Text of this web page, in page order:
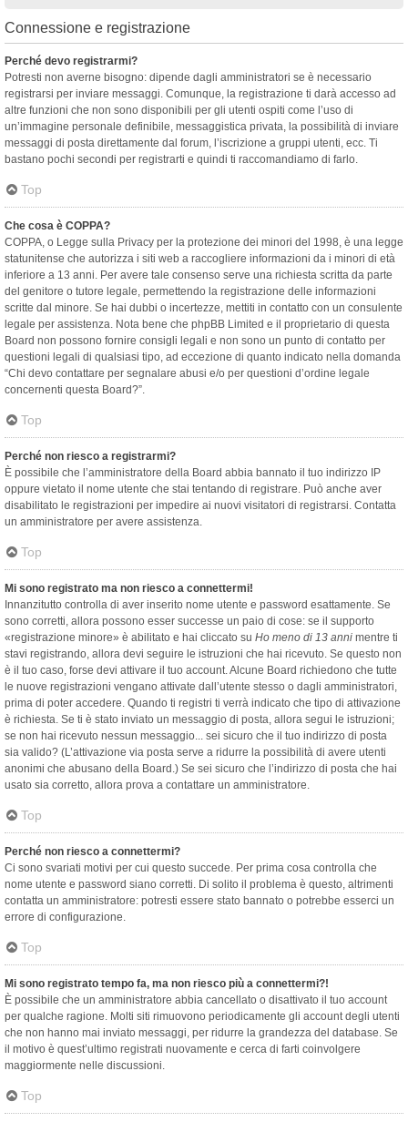
Connessione e registrazione
Perché devo registrarmi?
Potresti non averne bisogno: dipende dagli amministratori se è necessario
registrarsi per inviare messaggi. Comunque, la registrazione ti darà accesso ad
altre funzioni che non sono disponibili per gli utenti ospiti come l’uso di
un’immagine personale definibile, messaggistica privata, la possibilità di inviare
messaggi di posta direttamente dal forum, l’iscrizione a gruppi utenti, ecc. Ti
bastano pochi secondi per registrarti e quindi ti raccomandiamo di farlo.
Top
Che cosa è COPPA?
COPPA, o Legge sulla Privacy per la protezione dei minori del 1998, è una legge
statunitense che autorizza i siti web a raccogliere informazioni da i minori di età
inferiore a 13 anni. Per avere tale consenso serve una richiesta scritta da parte
del genitore o tutore legale, permettendo la registrazione delle informazioni
scritte dal minore. Se hai dubbi o incertezze, mettiti in contatto con un consulente
legale per assistenza. Nota bene che phpBB Limited e il proprietario di questa
Board non possono fornire consigli legali e non sono un punto di contatto per
questioni legali di qualsiasi tipo, ad eccezione di quanto indicato nella domanda
“Chi devo contattare per segnalare abusi e/o per questioni d’ordine legale
concernenti questa Board?”.
Top
Perché non riesco a registrarmi?
È possibile che l’amministratore della Board abbia bannato il tuo indirizzo IP
oppure vietato il nome utente che stai tentando di registrare. Può anche aver
disabilitato le registrazioni per impedire ai nuovi visitatori di registrarsi. Contatta
un amministratore per avere assistenza.
Top
Mi sono registrato ma non riesco a connettermi!
Innanzitutto controlla di aver inserito nome utente e password esattamente. Se
sono corretti, allora possono esser successe un paio di cose: se il supporto
«registrazione minore» è abilitato e hai cliccato su Ho meno di 13 anni mentre ti
stavi registrando, allora devi seguire le istruzioni che hai ricevuto. Se questo non
è il tuo caso, forse devi attivare il tuo account. Alcune Board richiedono che tutte
le nuove registrazioni vengano attivate dall’utente stesso o dagli amministratori,
prima di poter accedere. Quando ti registri ti verrà indicato che tipo di attivazione
è richiesta. Se ti è stato inviato un messaggio di posta, allora segui le istruzioni;
se non hai ricevuto nessun messaggio... sei sicuro che il tuo indirizzo di posta
sia valido? (L’attivazione via posta serve a ridurre la possibilità di avere utenti
anonimi che abusano della Board.) Se sei sicuro che l’indirizzo di posta che hai
usato sia corretto, allora prova a contattare un amministratore.
Top
Perché non riesco a connettermi?
Ci sono svariati motivi per cui questo succede. Per prima cosa controlla che
nome utente e password siano corretti. Di solito il problema è questo, altrimenti
contatta un amministratore: potresti essere stato bannato o potrebbe esserci un
errore di configurazione.
Top
Mi sono registrato tempo fa, ma non riesco più a connettermi?!
È possibile che un amministratore abbia cancellato o disattivato il tuo account
per qualche ragione. Molti siti rimuovono periodicamente gli account degli utenti
che non hanno mai inviato messaggi, per ridurre la grandezza del database. Se
il motivo è quest’ultimo registrati nuovamente e cerca di farti coinvolgere
maggiormente nelle discussioni.
Top